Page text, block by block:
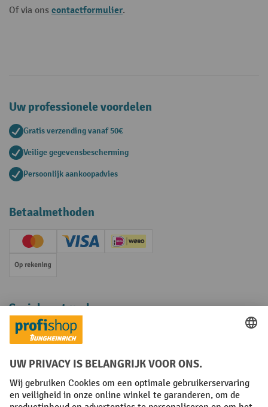
Of via ons contactformulier.
Uw professionele voordelen
Gratis verzending vanaf 50€
Veilige gegevensbescherming
Persoonlijk aankoopadvies
Betaalmethoden
Creditcard (Master)Creditcard (Visa)iDEAL | Wero
Op rekening
Sociale netwerken
Facebook
YouTube
LinkedInInstagram
Algemene leveringsvoorwaarden Copyright